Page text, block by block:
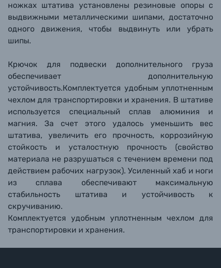
ножках штатива установлены резиновые опоры с
выдвижными металлическими шипами, достаточно
одного движения, чтобы выдвинуть или убрать
шипы.
Крючок для подвески дополнительного груза
обеспечивает дополнительную
устойчивость.Комплектуется удобным уплотненным
чехлом для транспортировки и хранения. В штативе
используется специальный сплав алюминия и
магния. За счет этого удалось уменьшить вес
штатива, увеличить его прочность, коррозийную
стойкость и усталостную прочность (свойство
материала не разрушаться с течением времени под
действием рабочих нагрузок). Усиленный хаб и ноги
из сплава обеспечивают максимальную
стабильность штатива и устойчивость к
скручиванию.
Комплектуется удобным уплотненным чехлом для
транспортировки и хранения.